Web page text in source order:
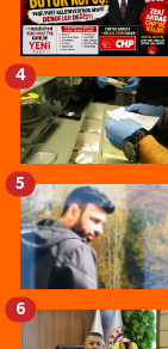
4
5
6